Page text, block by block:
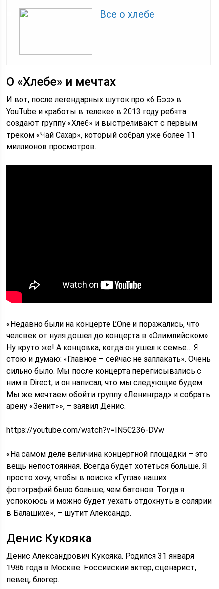
Все о хлебе
О «Хлебе» и мечтах
И вот, после легендарных шуток про «6 Бээ» в
YouTube и «работы в телеке» в 2013 году ребята
создают группу «Хлеб» и выстреливают с первым
треком «Чай Сахар», который собрал уже более 11
миллионов просмотров.
«Недавно были на концерте L’One и поражались, что
человек от нуля дошел до концерта в «Олимпийском».
Ну круто же! А концовка, когда он ушел к семье… Я
стою и думаю: «Главное – сейчас не заплакать». Очень
сильно было. Мы после концерта переписывались с
ним в Direct, и он написал, что мы следующие будем.
Мы же мечтаем обойти группу «Ленинград» и собрать
арену «Зенит»», – заявил Денис.
https://youtube.com/watch?v=IN5C236-DVw
«На самом деле величина концертной площадки – это
вещь непостоянная. Всегда будет хотеться больше. Я
просто хочу, чтобы в поиске «Гугла» наших
фотографий было больше, чем батонов. Тогда я
успокоюсь и можно будет уехать отдохнуть в солярии
в Балашихе», – шутит Александр.
Денис Кукояка
Денис Александрович Кукояка. Родился 31 января
1986 года в Москве. Российский актер, сценарист,
певец, блогер.